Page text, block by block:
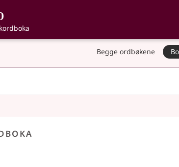
, Bokmålsordboka og
Begge ordbøkene